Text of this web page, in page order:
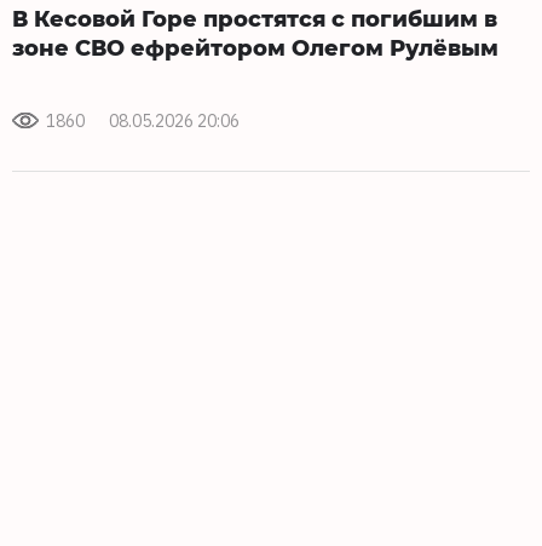
В Кесовой Горе простятся с погибшим в
зоне СВО ефрейтором Олегом Рулёвым
1860 08.05.2026 20:06